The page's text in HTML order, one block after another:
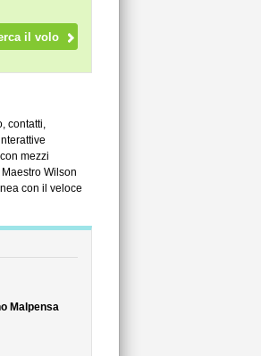
contatti,
mezzi
Wilson
con il veloce
Malpensa